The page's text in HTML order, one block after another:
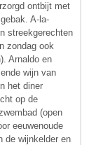
ontbijt met
A-la-
streekgerechten
zondag ook
Arnaldo en
wijn van
het diner
op de
(open
eeuwenoude
de wijnkelder en